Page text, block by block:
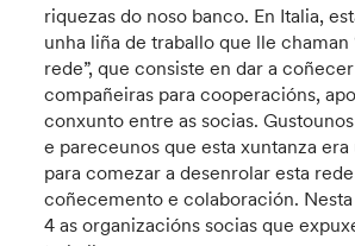
riquezas do noso banco. En Italia,
unha liña de traballo que lle chaman
rede”, que consiste en dar a
compañeiras para cooperacións,
conxunto entre as socias.
e pareceunos que esta xuntanza
para comezar a desenrolar esta
coñecemento e colaboración.
4 as organizacións socias que